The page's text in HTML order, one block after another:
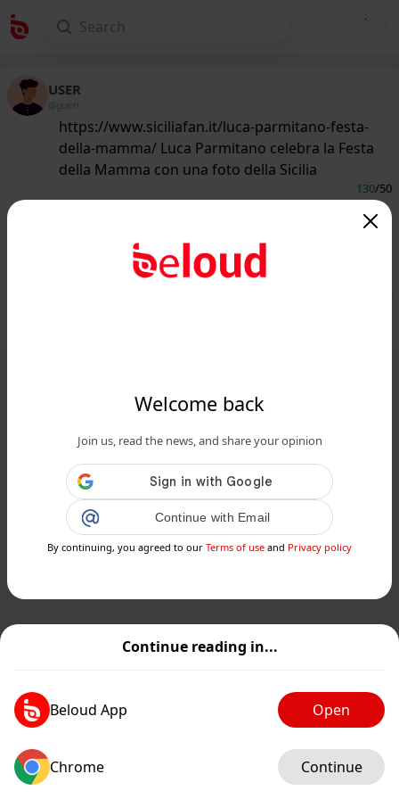
Continue reading in...
Beloud App Open
Chrome Continue
Welcome back
Join us, read the news, and share your opinion
Continue with Email
By continuing, you agreed to our Terms of use and Privacy policy
USER
@guest
https://www.siciliafan.it/luca-parmitano-festa-
della-mamma/ Luca Parmitano celebra la Festa
della Mamma con una foto della Sicilia
130/50
Luca Parmitano celebra la Festa della
Mamma con una foto della Sicilia...